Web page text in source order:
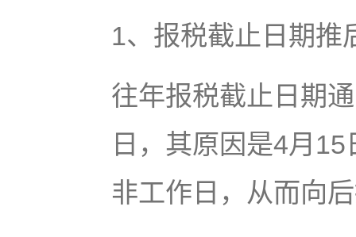
1、报税截止日期推
往年报税截止日期
日，其原因是4月
非工作日，从而向